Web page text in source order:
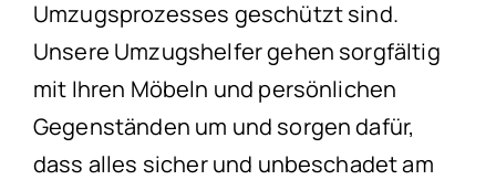
Umzugsprozesses geschützt sind.
Unsere Umzugshelfer gehen sorgfältig
mit Ihren Möbeln und persönlichen
Gegenständen um und sorgen dafür,
dass alles sicher und unbeschadet am